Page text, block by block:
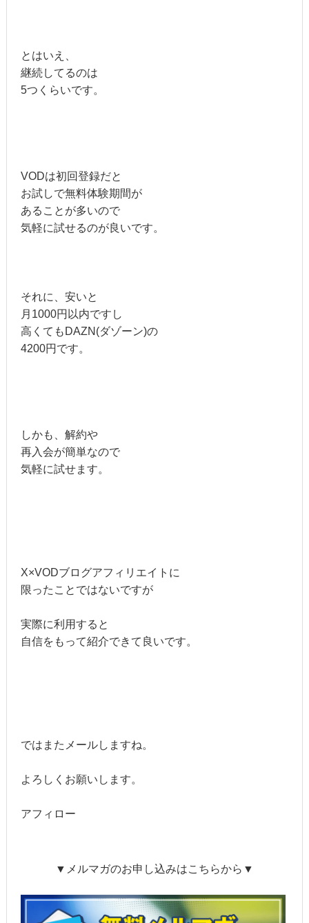
とはいえ、
継続してるのは
5つくらいです。
VODは初回登録だと
お試しで無料体験期間が
あることが多いので
気軽に試せるのが良いです。
それに、安いと
月1000円以内ですし
高くてもDAZN(ダゾーン)の
4200円です。
しかも、解約や
再入会が簡単なので
気軽に試せます。
X×VODブログアフィリエイトに
限ったことではないですが
実際に利用すると
自信をもって紹介できて良いです。
ではまたメールしますね。
よろしくお願いします。
アフィロー
▼メルマガのお申し込みはこちらから▼